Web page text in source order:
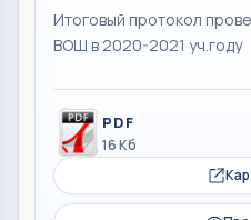
Итоговый протокол
ВОШ в 2020-2021 уч.году
PDF
16 Кб